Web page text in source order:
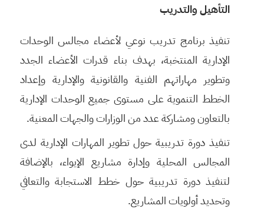
التأهيل والتدريب
تنفيذ برنامج تدريب نوعي لأعضاء مجالس الوحدات
الإدارية المنتخبة، بهدف بناء قدرات الأعضاء الجدد
وتطوير مهاراتهم الفنية والقانونية والإدارية وإعداد
الخطط التنموية على مستوى جميع الوحدات الإدارية
بالتعاون ومشاركة عدد من الوزارات والجهات المعنية.
تنفيذ دورة تدريبية حول تطوير المهارات الإدارية لدى
المجالس المحلية وإدارة مشاريع الإيواء، بالإضافة
لتنفيذ دورة تدريبية حول خطط الاستجابة والتعافي
وتحديد أولويات المشاريع.